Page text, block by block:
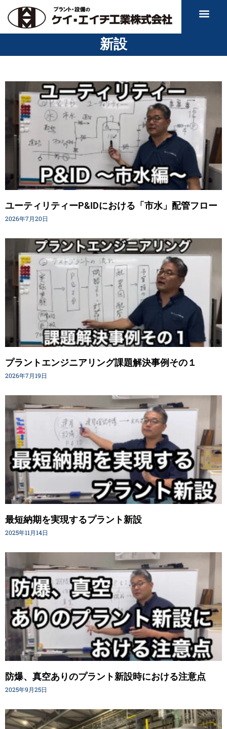
新設
ユーティリティーP&IDにおける「市水」配管フロー
2026年7月20日
プラントエンジニアリング課題解決事例その１
2026年7月19日
最短納期を実現するプラント新設
2025年11月14日
防爆、真空ありのプラント新設時における注意点
2025年9月25日